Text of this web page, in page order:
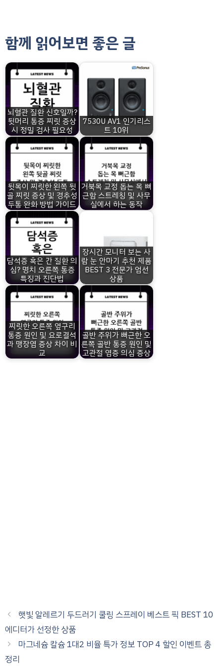
함께 읽어보면 좋은 글
뇌혈관 질환 신호일까?
뒷머리 통증 찌릿 증상
시 정밀 검사 필요성
7530U AV1 인기리스
트 10위
뒷목이 찌릿한 왼쪽 뒷
골 찌릿 증상 및 경추성
두통 완화 방법 가이드
거북목 교정 돕는 목 뻐
근함 스트레칭 및 사무
실에서 하는 동작
담석증 혹은 간 질환 의
심? 명치 오른쪽 통증
특징과 진단법
장시간 모니터 보는 사
람 눈 안마기 추천 제품
BEST 3 전문가 엄선
상품
찌릿한 오른쪽 옆구리
통증 원인 및 요로결석
과 맹장염 증상 차이 비
교
골반 주위가 뻐근한 오
른쪽 골반 통증 원인 및
고관절 염증 의심 증상
햇빛 알레르기 두드러기 쿨링 스프레이 베스트 픽 BEST 10
에디터가 선정한 상품
마그네슘 칼슘 1대2 비율 특가 정보 TOP 4 할인 이벤트 총
정리